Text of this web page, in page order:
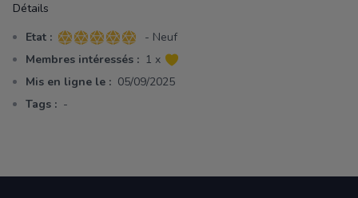
Détails
Etat : 5 sur 5 étoiles
- Neuf
Membres intéressés : 1 x
Mis en ligne le : 05/09/2025
Tags : -